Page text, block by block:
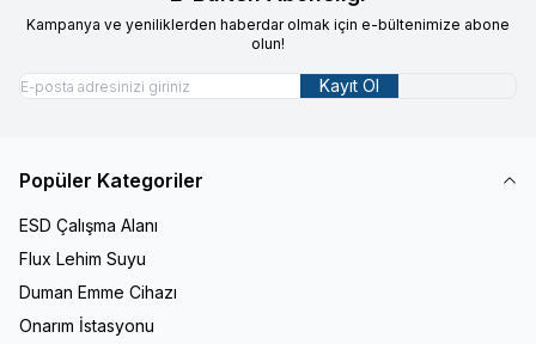
Kampanya ve yeniliklerden haberdar olmak için e-bültenimize abone
olun!
Kayıt Ol
Popüler Kategoriler
ESD Çalışma Alanı
Flux Lehim Suyu
Duman Emme Cihazı
Onarım İstasyonu